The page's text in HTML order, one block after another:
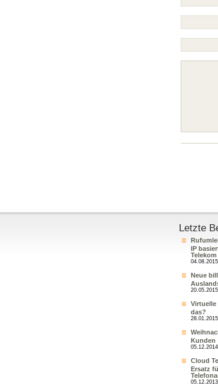
Letzte
IP
04.08.2015
Neue
20.05.2015
Virtuelle
das?
28.01.2015
Kunden
05.12.2014
Cloud
Ersatz
05.12.2013